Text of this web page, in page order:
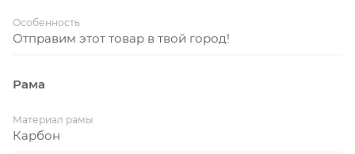
Особенность
Отправим этот товар в твой город!
Рама
Материал рамы
Карбон